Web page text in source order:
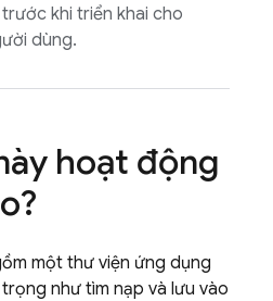
khi triển khai cho
dùng.
hoạt động
một thư viện ứng dụng
như tìm nạp và lưu vào